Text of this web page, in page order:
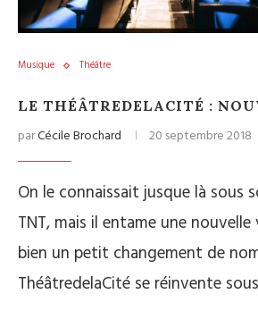
Musique Théâtre
LE THÉÂTREDELACITÉ :
parCécile Brochard 20 septembre 2018
On le connaissait jusque là sous
TNT, mais il entame une
bien un petit changement de
ThéâtredelaCité se réinvente